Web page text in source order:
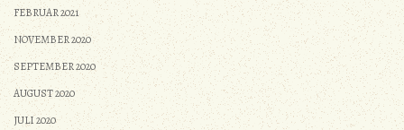
FEBRUAR 2021
NOVEMBER 2020
SEPTEMBER 2020
AUGUST 2020
JULI 2020